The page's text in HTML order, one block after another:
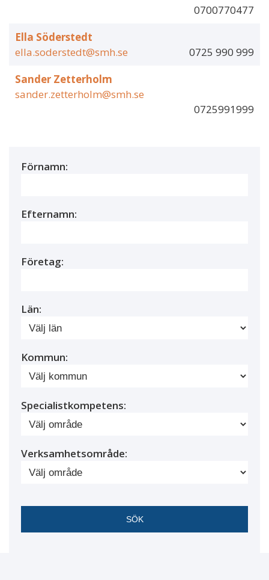
0700770477
Ella Söderstedt
ella.soderstedt@smh.se
0725 990 999
Sander Zetterholm
sander.zetterholm@smh.se
0725991999
Förnamn:
Efternamn:
Företag:
Län:
Kommun:
Specialistkompetens:
Verksamhetsområde: